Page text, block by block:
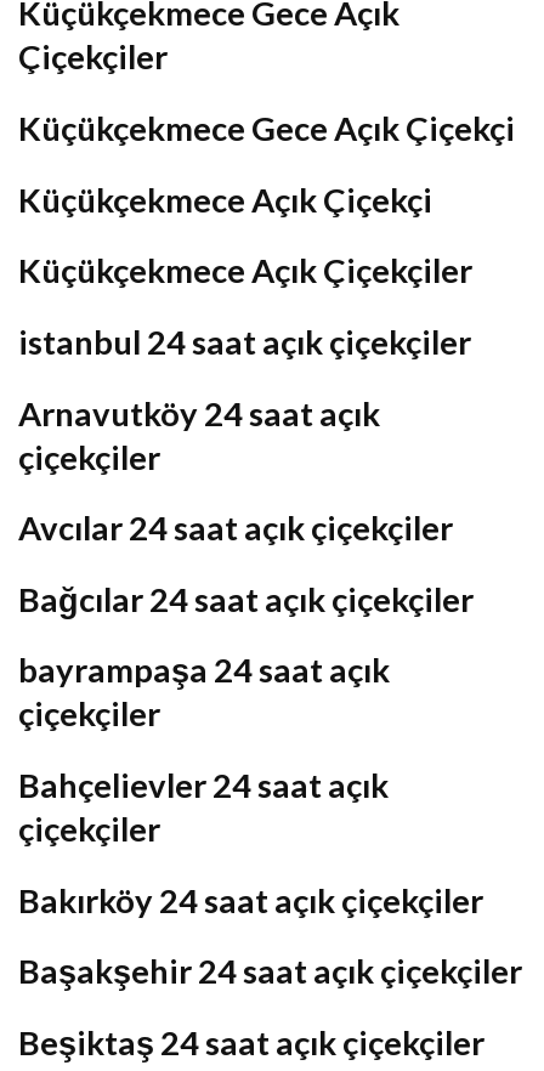
Küçükçekmece Gece Açık
Çiçekçiler
Küçükçekmece Gece Açık Çiçekçi
Küçükçekmece Açık Çiçekçi
Küçükçekmece Açık Çiçekçiler
istanbul 24 saat açık çiçekçiler
Arnavutköy 24 saat açık
çiçekçiler
Avcılar 24 saat açık çiçekçiler
Bağcılar 24 saat açık çiçekçiler
bayrampaşa 24 saat açık
çiçekçiler
Bahçelievler 24 saat açık
çiçekçiler
Bakırköy 24 saat açık çiçekçiler
Başakşehir 24 saat açık çiçekçiler
Beşiktaş 24 saat açık çiçekçiler